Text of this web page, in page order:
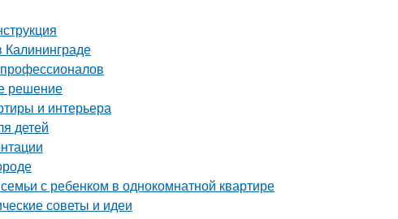
Калининграде
решение
и интерьера
детей
с ребенком в однокомнатной квартире
советы и идеи